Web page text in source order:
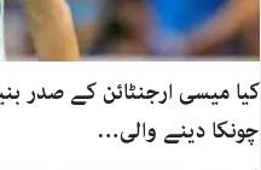
کیا میسی ارجنٹائن کے صدر
چونکا دینے والی…